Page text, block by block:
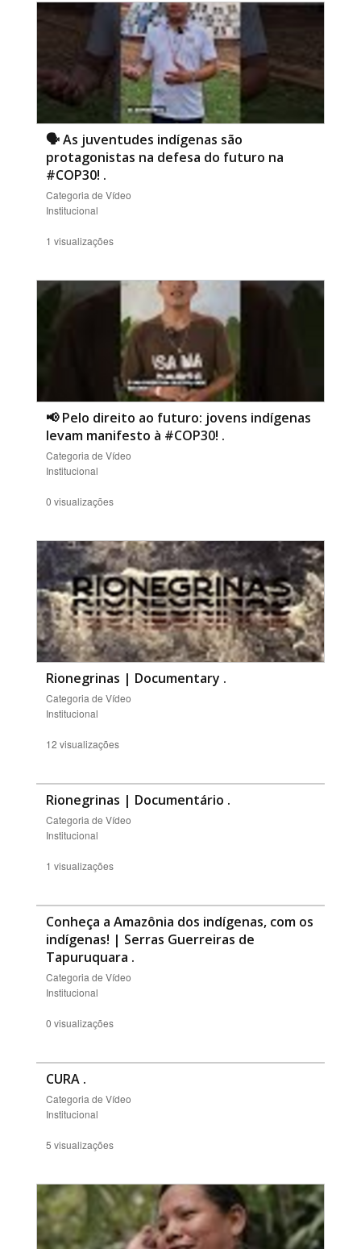
🗣️ As juventudes indígenas são
protagonistas na defesa do futuro na
#COP30! .
Categoria de Vídeo
Institucional
1 visualizações
📢 Pelo direito ao futuro: jovens indígenas
levam manifesto à #COP30! .
Categoria de Vídeo
Institucional
0 visualizações
Rionegrinas | Documentary .
Categoria de Vídeo
Institucional
12 visualizações
Rionegrinas | Documentário .
Categoria de Vídeo
Institucional
1 visualizações
Conheça a Amazônia dos indígenas, com os
indígenas! | Serras Guerreiras de
Tapuruquara .
Categoria de Vídeo
Institucional
0 visualizações
CURA.
Categoria de Vídeo
Institucional
5 visualizações